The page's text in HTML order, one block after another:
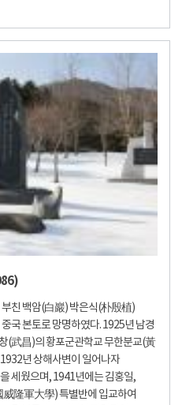
친 백암(白巖) 박은식(朴殷植)
국 본토로 망명하였다. 1925년 남경
(武昌)의 황포군관학교 무한분교(黃
년 상해사변이 일어나자
세웠으며, 1941년에는 김홍일,
隆軍大學) 특별반에 입교하여